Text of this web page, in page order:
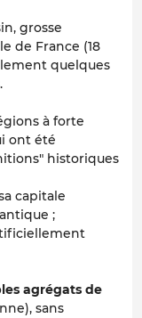
grosse
de France (18
quelques
à forte
ont été
historiques
capitale
;
agrégats de
sans